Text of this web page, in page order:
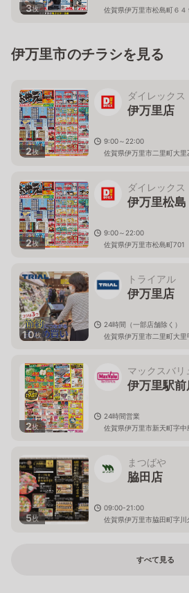
3枚 佐賀県伊万里市松島町６４
伊万里市のチラシを見る
2枚
ダイレックス
伊万里店
9:00～22:00
佐賀県伊万里市二里町大
2枚
ダイレックス
伊万里松島
9:00～22:00
佐賀県伊万里市松島町701
10枚
トライアル
伊万里店
24時間（一部店舗除く）
佐賀県伊万里市二里町大
2枚
マックスバリ
伊万里駅前
24時間営業
佐賀県伊万里市新天町字
5枚
まつばや
脇田店
09:00-21:00
佐賀県伊万里市脇田町字川
すべて見る